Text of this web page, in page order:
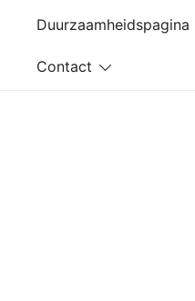
Duurzaamheidspagina
Contact